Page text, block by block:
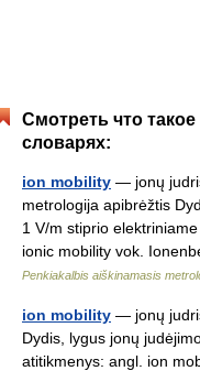
Смотреть что
словарях:
ion mobility — jonų
metrologija apibrėžtis
1 V/m stiprio
ionic mobility vok.
Penkiakalbis aiškinamasis
ion mobility — jonų
Dydis, lygus jonų
atitikmenys: angl. ion